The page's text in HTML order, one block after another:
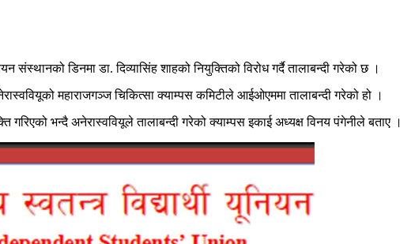
संस्थानको डिनमा डा. दिव्यासिंह शाहको नियुक्तिको विरोध गर्दै तालाबन्दी गरेको छ ।
महाराजगञ्ज चिकित्सा क्याम्पस कमिटीले आईओएममा तालाबन्दी गरेको हो ।
गरिएको भन्दै अनेरास्ववियूले तालाबन्दी गरेको क्याम्पस इकाई अध्यक्ष विनय पंगेनीले बताए ।